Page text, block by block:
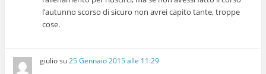
l’autunno scorso di sicuro non avrei capito tante, troppe
cose.
giuliosu25 Gennaio 2015 alle 11:29